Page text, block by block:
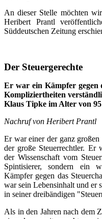
An dieser Stelle möchten
Heribert Prantl
Süddeutschen Zeitung
Der Steuergerechte
Er war ein Kämpfer gegen
Kompliziertheiten
Klaus Tipke im Alter von
Nachruf von Heribert Prantl
Er war einer der ganz
der große Steuerrechtler. Er
der Wissenschaft vom
Spintisierer, sondern ein
Kämpfer gegen das
war sein Lebensinhalt und er
in seiner dreibändigen
Als in den Jahren nach dem